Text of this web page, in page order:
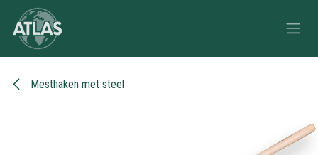
Overslaan naar inhoud
Mesthaken met steel